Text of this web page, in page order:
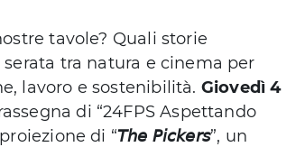
tavole? Quali storie
tra natura e cinema per
lavoro e sostenibilità. Giovedì 4
di “24FPS Aspettando
di “𝘛𝘩𝘦 𝘗𝘪𝘤𝘬𝘦𝘳𝘴”, un